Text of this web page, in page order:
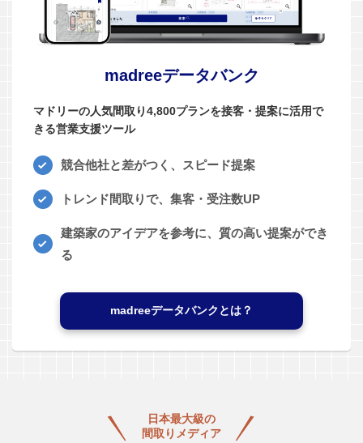
madreeデータバンク
マドリーの人気間取り4,800プランを接客・提案に活用で
きる営業支援ツール
競合他社と差がつく、スピード提案
トレンド間取りで、集客・受注数UP
建築家のアイデアを参考に、質の高い提案ができ
る
madreeデータバンクとは？
日本最大級の
間取りメディア